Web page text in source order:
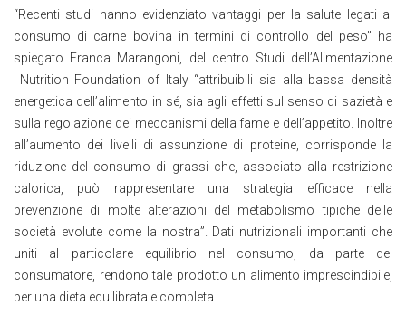
“Recenti studi hanno evidenziato vantaggi per la salute legati al
consumo di carne bovina in termini di controllo del peso” ha
spiegato Franca Marangoni, del centro Studi dell’Alimentazione
Nutrition Foundation of Italy “attribuibili sia alla bassa densità
energetica dell’alimento in sé, sia agli effetti sul senso di sazietà e
sulla regolazione dei meccanismi della fame e dell’appetito. Inoltre
all’aumento dei livelli di assunzione di proteine, corrisponde la
riduzione del consumo di grassi che, associato alla restrizione
calorica, può rappresentare una strategia efficace nella
prevenzione di molte alterazioni del metabolismo tipiche delle
società evolute come la nostra”. Dati nutrizionali importanti che
uniti al particolare equilibrio nel consumo, da parte del
consumatore, rendono tale prodotto un alimento imprescindibile,
per una dieta equilibrata e completa.